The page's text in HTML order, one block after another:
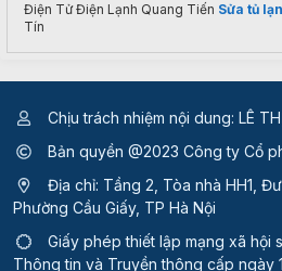
Điện Tử Điện Lạnh Quang Tiến Sửa tủ
Tín
Chịu trách nhiệm nội dung: LÊ
Bản quyền @2023 Công ty Cổ
Địa chỉ: Tầng 2, Tòa nhà HH1,
Phường Cầu Giấy, TP Hà Nội
Giấy phép thiết lập mạng xã hội
Thông tin và Truyền thông cấp ngày